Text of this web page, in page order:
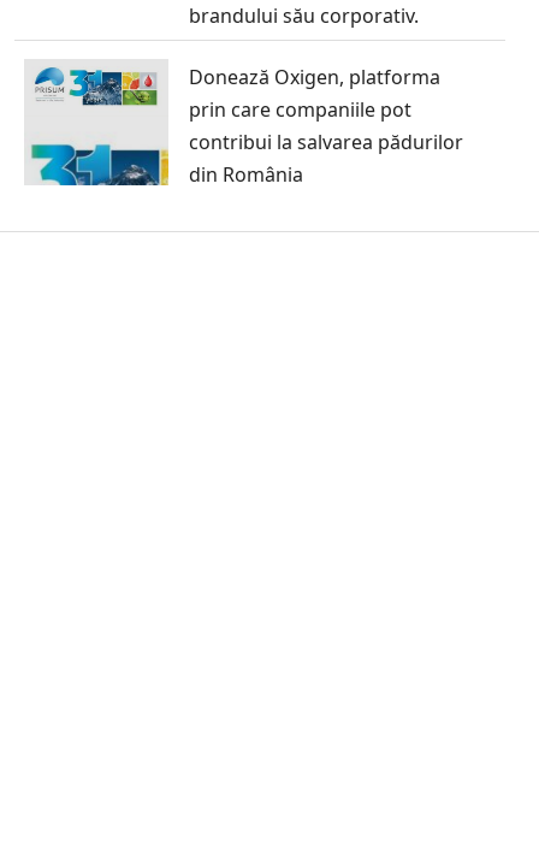
brandului său corporativ.
Donează Oxigen, platforma
prin care companiile pot
contribui la salvarea pădurilor
din România